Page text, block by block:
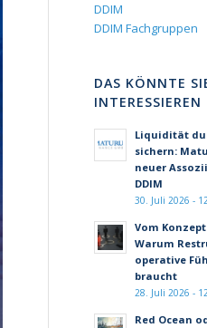
DDIM
DDIM Fachgruppen
DAS KÖNNTE
INTERESSIEREN
Liquidität
sichern:
neuer
DDIM
30. Juli 2026 -
Vom
Warum
operative
braucht
28. Juli 2026 -
Red Ocean